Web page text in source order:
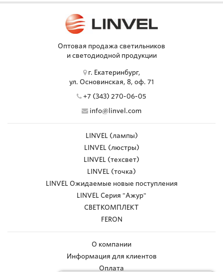
Оптовая продажа светильников
и светодиодной продукции
г. Екатеринбург,
ул. Основинская, 8, оф. 71
+7 (343) 270-06-05
info@linvel.com
LINVEL (лампы)
LINVEL (люстры)
LINVEL (техсвет)
LINVEL (точка)
LINVEL Ожидаемые новые поступления
LINVEL Серия "Ажур"
СВЕТКОМПЛЕКТ
FERON
О компании
Информация для клиентов
Оплата